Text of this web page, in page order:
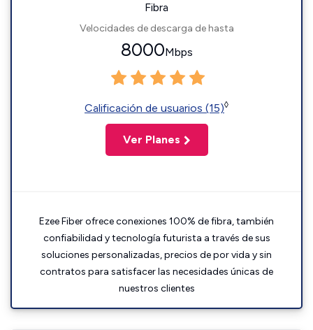
Fibra
Velocidades de descarga de hasta
8000Mbps
Calificación de usuarios (15)◊
Ver Planes
Ezee Fiber ofrece conexiones 100% de fibra, también
confiabilidad y tecnología futurista a través de sus
soluciones personalizadas, precios de por vida y sin
contratos para satisfacer las necesidades únicas de
nuestros clientes